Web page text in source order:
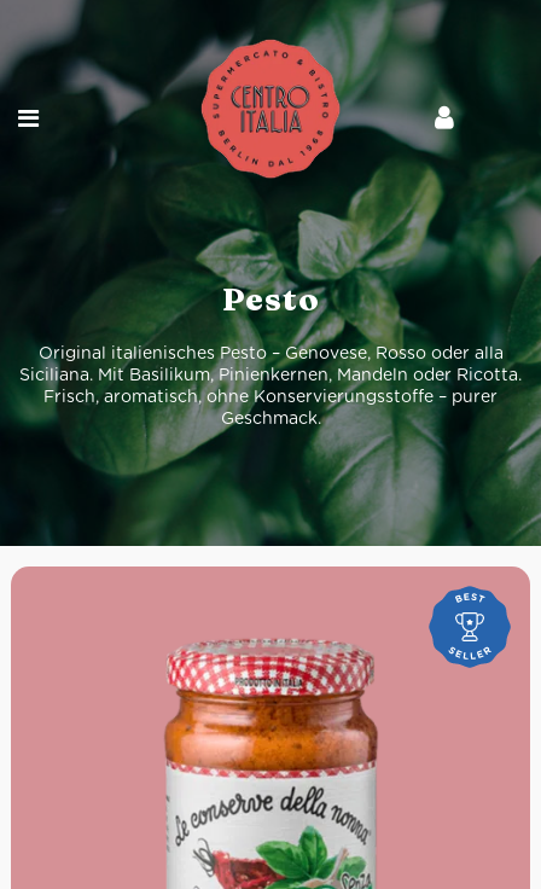
Pesto
Original italienisches Pesto – Genovese, Rosso oder alla
Siciliana. Mit Basilikum, Pinienkernen, Mandeln oder Ricotta.
Frisch, aromatisch, ohne Konservierungsstoffe – purer
Geschmack.